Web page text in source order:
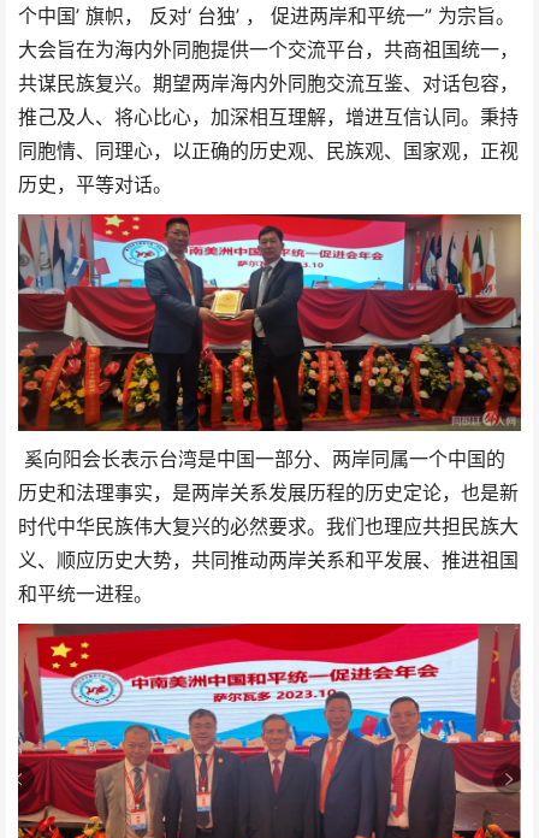
个中国’ 旗帜， 反对‘ 台独’ ， 促进两岸和平统一” 为宗旨。
大会旨在为海内外同胞提供一个交流平台，共商祖国统一，
共谋民族复兴。期望两岸海内外同胞交流互鉴、对话包容，
推己及人、将心比心，加深相互理解，增进互信认同。秉持
同胞情、同理心，以正确的历史观、民族观、国家观，正视
历史，平等对话。
奚向阳会长表示台湾是中国一部分、两岸同属一个中国的
历史和法理事实，是两岸关系发展历程的历史定论，也是新
时代中华民族伟大复兴的必然要求。我们也理应共担民族大
义、顺应历史大势，共同推动两岸关系和平发展、推进祖国
和平统一进程。